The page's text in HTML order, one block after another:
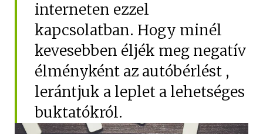
Hűtőautó bérlés
Feltételek
Szolgáltatások
Gy.i.k.
Blog
Kapcsolat
interneten ezzel
kapcsolatban. Hogy minél
kevesebben éljék meg negatív
élményként az autóbérlést ,
lerántjuk a leplet a lehetséges
buktatókról.